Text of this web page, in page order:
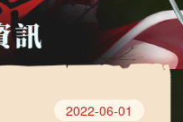
2022-06-01